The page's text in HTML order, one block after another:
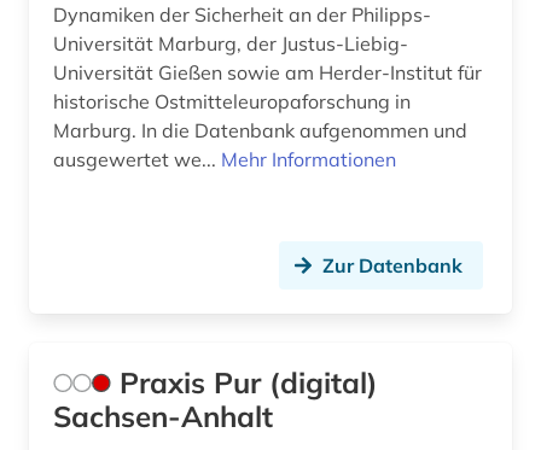
arabistik (2)
arbeit (1)
arbeiterbewegung (1)
arbeitgeberverband (1)
arbeitnehmervertretung (1)
arbeitsbedingungen (1)
arbeitsbedingungen und -politik (1)
arbeitsförderung (1)
Irland (5)
Israel (1)
Italien (4)
Japan (1)
Liechtenstein (3)
Luxemburg (1)
Dynamiken der Sicherheit an der Philipps-
Universität Marburg, der Justus-Liebig-
Universität Gießen sowie am Herder-Institut für
historische Ostmitteleuropaforschung in
Marburg. In die Datenbank aufgenommen und
ausgewertet we... Mehr Informationen
Zur Datenbank
Praxis Pur (digital)
Sachsen-Anhalt